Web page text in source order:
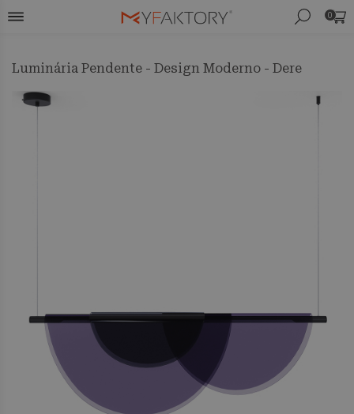
0
Luminária Pendente - Design Moderno - Dere